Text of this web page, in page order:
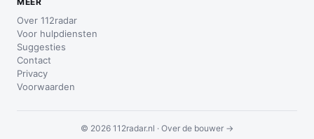
Over 112radar
Voor hulpdiensten
Suggesties
Contact
Privacy
Voorwaarden
© 2026 112radar.nl · Over de bouwer →